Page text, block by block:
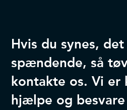
Hvis du synes,
spændende, så
kontakte os. Vi er
hjælpe og